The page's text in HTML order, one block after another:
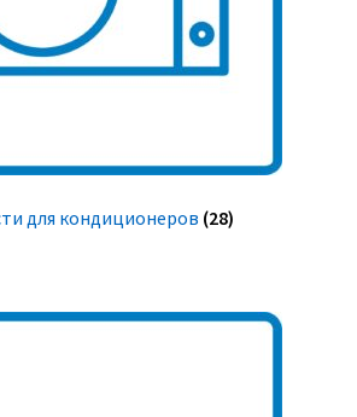
для кондиционеров (28)